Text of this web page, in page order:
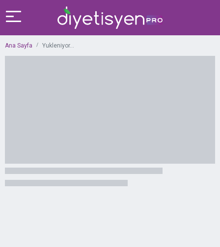
Ana Sayfa Yukleniyor...